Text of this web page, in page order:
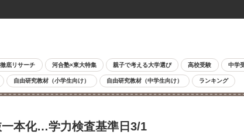
底リサーチ 河合塾×東大特集 親子で考える大学選び 高校受験 中学
自由研究教材（小学生向け） 自由研究教材（中学生向け） ランキング
一本化…学力検査基準日3/1